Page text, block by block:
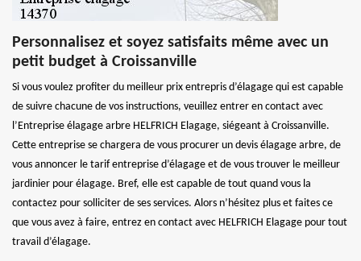
Personnalisez et soyez satisfaits même avec un
petit budget à Croissanville
Si vous voulez profiter du meilleur prix entrepris d’élagage qui est capable
de suivre chacune de vos instructions, veuillez entrer en contact avec
l’Entreprise élagage arbre HELFRICH Elagage, siégeant à Croissanville.
Cette entreprise se chargera de vous procurer un devis élagage arbre, de
vous annoncer le tarif entreprise d’élagage et de vous trouver le meilleur
jardinier pour élagage. Bref, elle est capable de tout quand vous la
contactez pour solliciter de ses services. Alors n’hésitez plus et faites ce
que vous avez à faire, entrez en contact avec HELFRICH Elagage pour tout
travail d’élagage.